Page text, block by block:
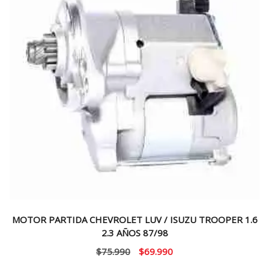
MOTOR PARTIDA CHEVROLET LUV / ISUZU TROOPER 1.6
2.3 AÑOS 87/98
$75.990
El
$69.990El